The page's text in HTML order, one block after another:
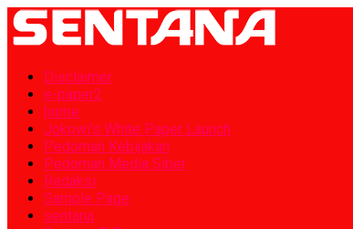
Disclaimer
e-paper2
home
Jokowi’s White Paper Launch
Pedoman Kebijakan
Pedoman Media Siber
Redaksi
Sample Page
sentana